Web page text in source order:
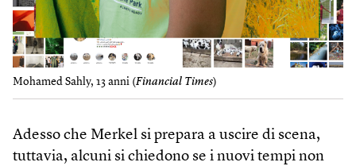
Mohamed Sahly, 13 anni (Financial Times)
Adesso che Merkel si prepara a uscire di scena,
tuttavia, alcuni si chiedono se i nuovi tempi non